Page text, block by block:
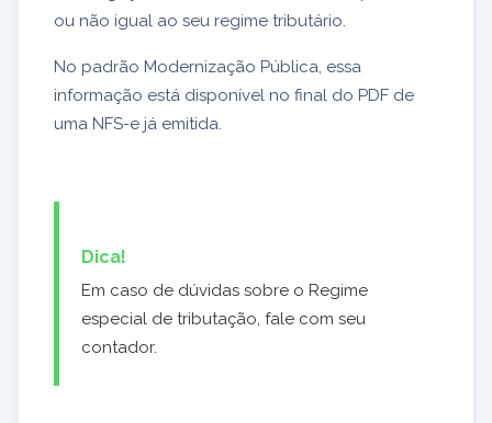
ou não igual ao seu regime tributário.
No padrão Modernização Pública, essa
informação está disponível no final do PDF de
uma NFS-e já emitida.
Dica!
Em caso de dúvidas sobre o Regime
especial de tributação, fale com seu
contador.